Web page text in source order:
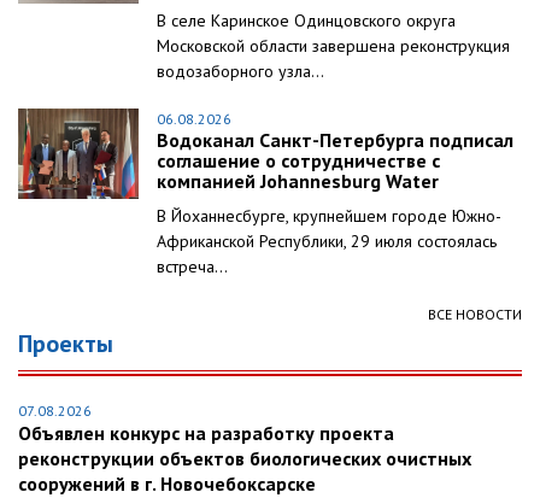
В селе Каринское Одинцовского округа
Московской области завершена реконструкция
водозаборного узла...
06.08.2026
Водоканал Санкт-Петербурга подписал
соглашение о сотрудничестве с
компанией Johannesburg Water
В Йоханнесбурге, крупнейшем городе Южно-
Африканской Республики, 29 июля состоялась
встреча...
ВСЕ НОВОСТИ
Проекты
07.08.2026
Объявлен конкурс на разработку проекта
реконструкции объектов биологических очистных
сооружений в г. Новочебоксарске